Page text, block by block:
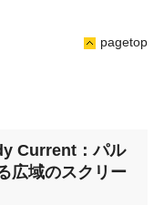
pagetop
Current：パル
広域のスクリー